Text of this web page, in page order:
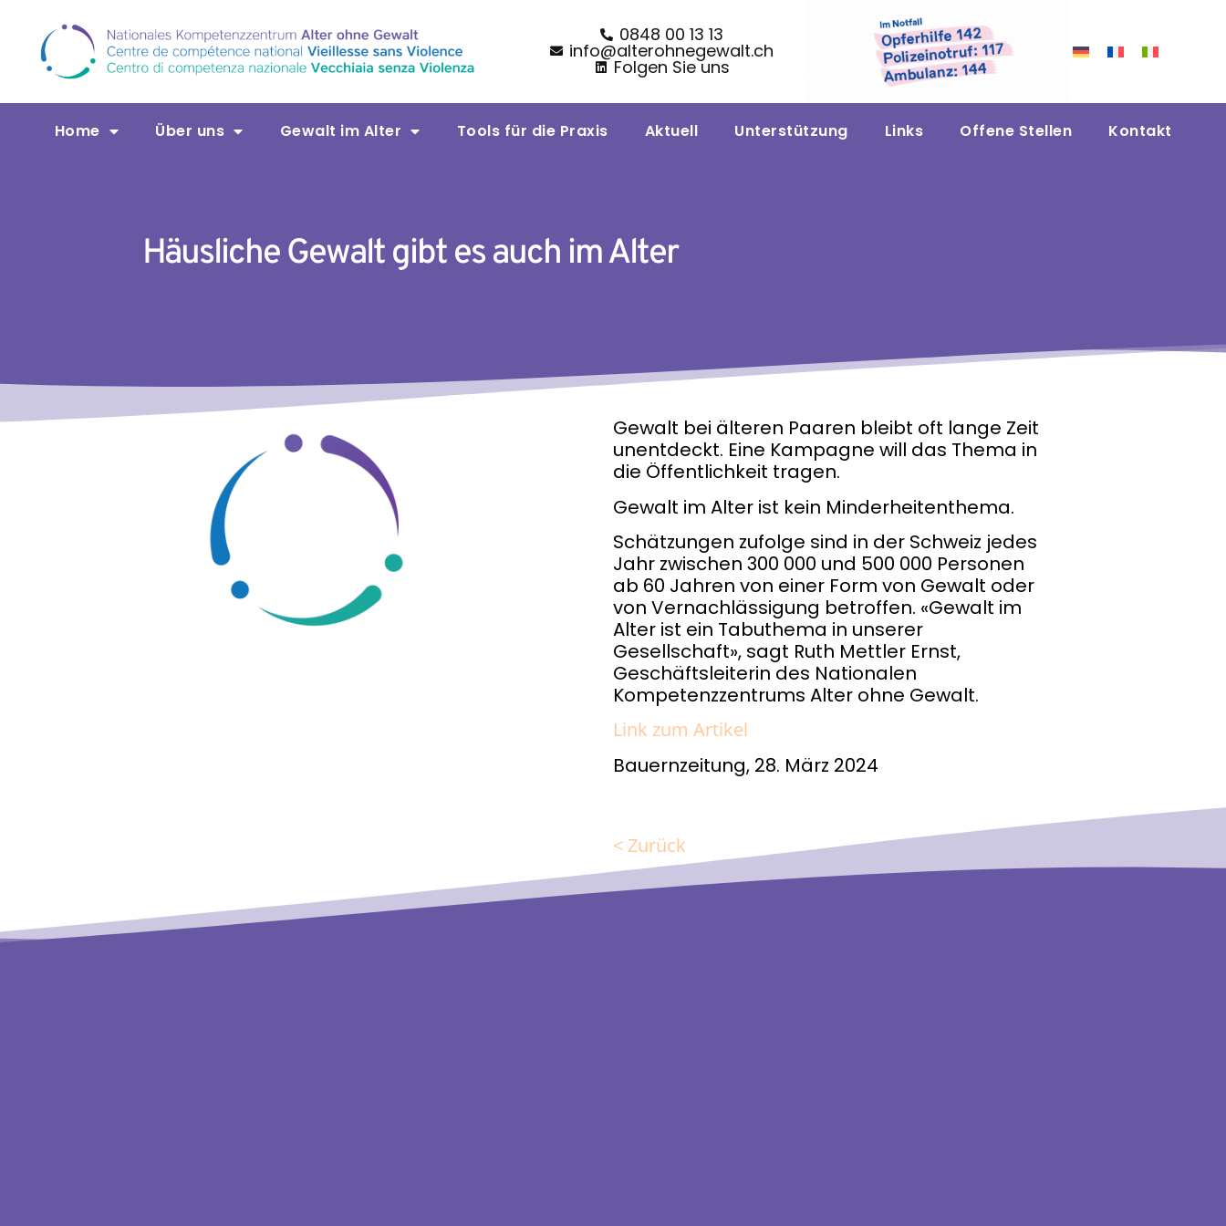
0848 00 13 13
info@alterohnegewalt.ch
Folgen Sie uns
Home Über uns Gewalt im Alter Tools für die Praxis Aktuell Unterstützung Links Offene Stellen Kontakt
Häusliche Gewalt gibt es auch im Alter
Gewalt bei älteren Paaren bleibt oft lange Zeit
unentdeckt. Eine Kampagne will das Thema in
die Öffentlichkeit tragen.
Gewalt im Alter ist kein Minderheitenthema.
Schätzungen zufolge sind in der Schweiz jedes
Jahr zwischen 300 000 und 500 000 Personen
ab 60 Jahren von einer Form von Gewalt oder
von Vernachlässigung betroffen. «Gewalt im
Alter ist ein Tabuthema in unserer
Gesellschaft», sagt Ruth Mettler Ernst,
Geschäftsleiterin des Nationalen
Kompetenzzentrums Alter ohne Gewalt.
Link zum Artikel
Bauernzeitung, 28. März 2024
< Zurück